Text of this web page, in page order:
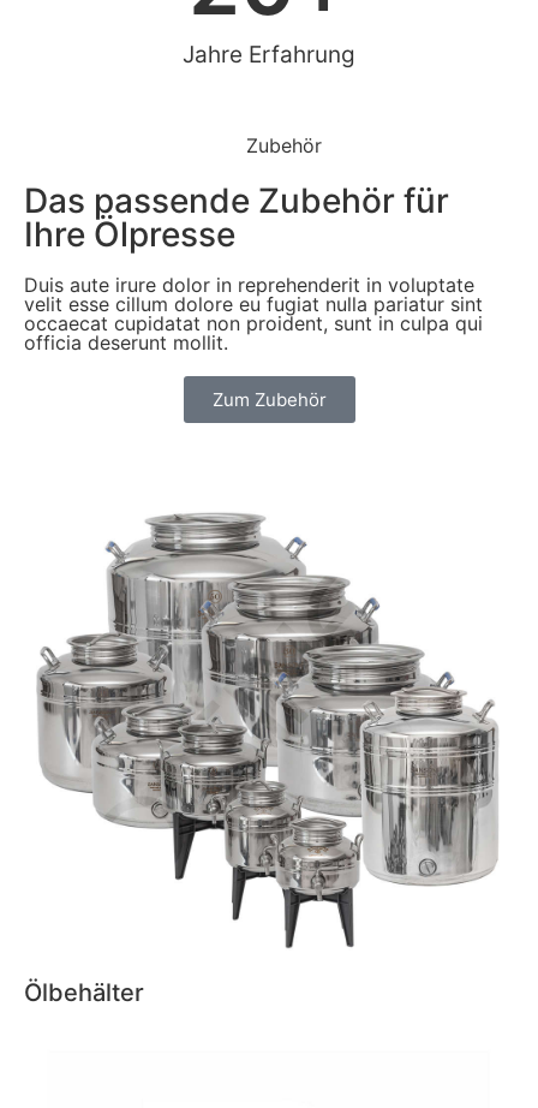
Jahre Erfahrung
Zubehör
Das passende Zubehör für
Ihre Ölpresse
Duis aute irure dolor in reprehenderit in voluptate
velit esse cillum dolore eu fugiat nulla pariatur sint
occaecat cupidatat non proident, sunt in culpa qui
officia deserunt mollit.
Zum Zubehör
Ölbehälter